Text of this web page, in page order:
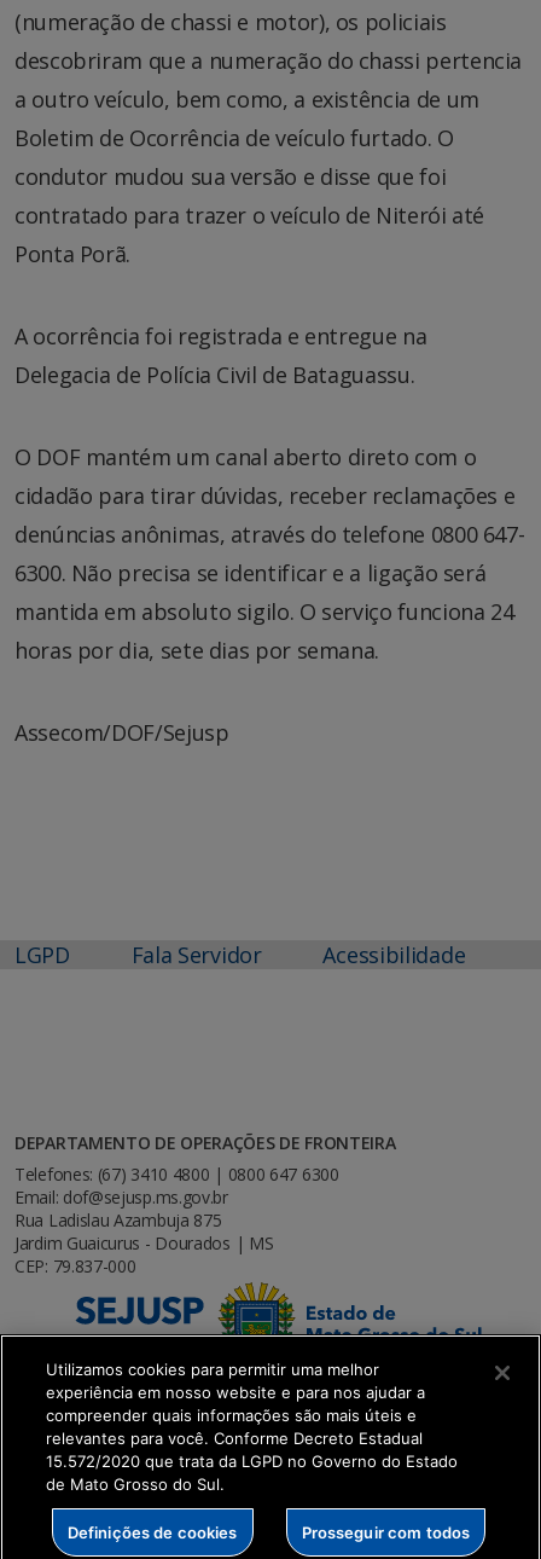
(numeração de chassi e motor), os policiais
descobriram que a numeração do chassi pertencia
a outro veículo, bem como, a existência de um
Boletim de Ocorrência de veículo furtado. O
condutor mudou sua versão e disse que foi
contratado para trazer o veículo de Niterói até
Ponta Porã.
A ocorrência foi registrada e entregue na
Delegacia de Polícia Civil de Bataguassu.
O DOF mantém um canal aberto direto com o
cidadão para tirar dúvidas, receber reclamações e
denúncias anônimas, através do telefone 0800 647-
6300. Não precisa se identificar e a ligação será
mantida em absoluto sigilo. O serviço funciona 24
horas por dia, sete dias por semana.
Assecom/DOF/Sejusp
LGPD Fala Servidor Acessibilidade
DEPARTAMENTO DE OPERAÇÕES DE FRONTEIRA
Telefones: (67) 3410 4800 | 0800 647 6300
Email: dof@sejusp.ms.gov.br
Rua Ladislau Azambuja 875
Jardim Guaicurus - Dourados | MS
CEP: 79.837-000
SETDIG | Secretaria-Executiva de Transformação
Digital
Utilizamos cookies para permitir uma melhor
experiência em nosso website e para nos ajudar a
compreender quais informações são mais úteis e
relevantes para você. Conforme Decreto Estadual
15.572/2020 que trata da LGPD no Governo do Estado
de Mato Grosso do Sul.
Definições de cookies Prosseguir com todos